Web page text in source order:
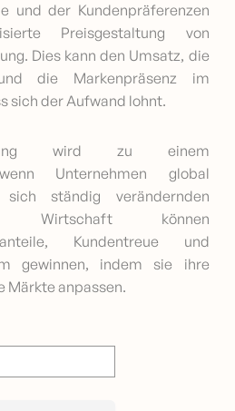
und der Kundenpräferenzen
Preisgestaltung von
Dies kann den Umsatz, die
die Markenpräsenz im
sich der Aufwand lohnt.
wird zu einem
Unternehmen global
ständig verändernden
Wirtschaft können
Kundentreue und
gewinnen, indem sie ihre
Märkte anpassen.